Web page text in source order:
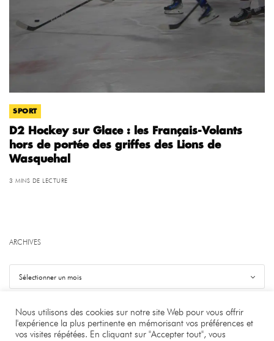
SPORT
D2 Hockey sur Glace : les Français-Volants
hors de portée des griffes des Lions de
Wasquehal
3 MINS DE LECTURE
ARCHIVES
Nous utilisons des cookies sur notre site Web pour vous offrir
l'expérience la plus pertinente en mémorisant vos préférences et
vos visites répétées. En cliquant sur "Accepter tout", vous